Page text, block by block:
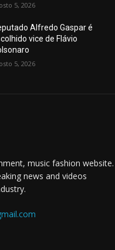
5, 2026
Alfredo Gaspar é
vice de Flávio
5, 2026
music fashion website.
news and videos